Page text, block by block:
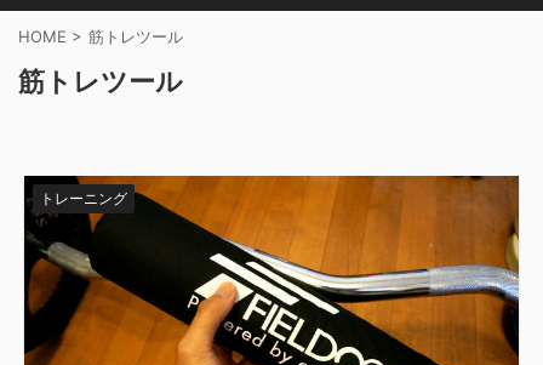
HOME > 筋トレツール
筋トレツール
トレーニング